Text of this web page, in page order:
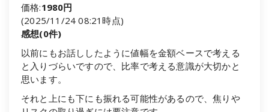
価格:1980円
(2025/11/24 08:21時点)
感想(0件)
以前にもお話ししたように値幅を金額ベースで考える
と入りづらいですので、比率で考える意識が大切かと
思います。
それと上にも下にも振れる可能性があるので、焦りや